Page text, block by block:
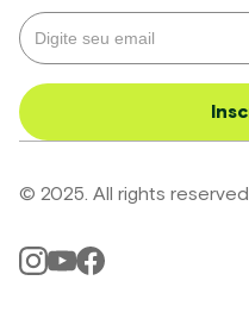
© 2025. All rights reserved.